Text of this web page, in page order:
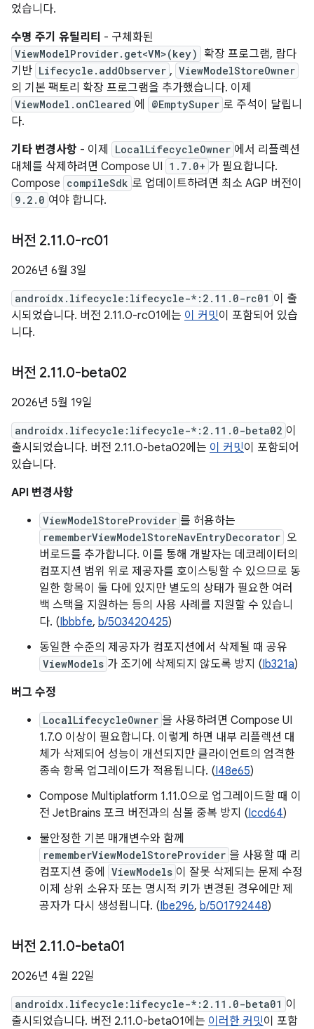
었습니다.
수명 주기 유틸리티 - 구체화된
ViewModelProvider.get<VM>(key)
확장 프로그램, 람다
기반 Lifecycle.addObserver , ViewModelStoreOwner
의 기본 팩토리 확장 프로그램을 추가했습니다. 이제
ViewModel.onCleared 에 @EmptySuper 로 주석이 달립니
다.
기타 변경사항 - 이제 LocalLifecycleOwner 에서 리플렉션
대체를 삭제하려면 Compose UI 1.7.0+ 가 필요합니다.
Compose compileSdk 로 업데이트하려면 최소 AGP 버전이
9.2.0 여야 합니다.
버전 2.11.0-rc01
2026년 6월 3일
androidx.lifecycle:lifecycle-*:2.11.0-rc01 이 출
시되었습니다. 버전 2.11.0-rc01에는 이 커밋이 포함되어 있습
니다.
버전 2.11.0-beta02
2026년 5월 19일
androidx.lifecycle:lifecycle-*:2.11.0-beta02 이
출시되었습니다. 버전 2.11.0-beta02에는 이 커밋이 포함되어
있습니다.
API 변경사항
ViewModelStoreProvider 를 허용하는
rememberViewModelStoreNavEntryDecorator 오
버로드를 추가합니다. 이를 통해 개발자는 데코레이터의
컴포지션 범위 위로 제공자를 호이스팅할 수 있으므로 동
일한 항목이 둘 다에 있지만 별도의 상태가 필요한 여러
백 스택을 지원하는 등의 사용 사례를 지원할 수 있습니
다. (Ibbbfe, b/503420425)
동일한 수준의 제공자가 컴포지션에서 삭제될 때 공유
ViewModels 가 조기에 삭제되지 않도록 방지 (Ib321a)
버그 수정
LocalLifecycleOwner 을 사용하려면 Compose UI
1.7.0 이상이 필요합니다. 이렇게 하면 내부 리플렉션 대
체가 삭제되어 성능이 개선되지만 클라이언트의 엄격한
종속 항목 업그레이드가 적용됩니다. (I48e65)
Compose Multiplatform 1.11.0으로 업그레이드할 때 이
전 JetBrains 포크 버전과의 심볼 중복 방지 (Iccd64)
불안정한 기본 매개변수와 함께
rememberViewModelStoreProvider 을 사용할 때 리
컴포지션 중에
ViewModels 이 잘못 삭제되는 문제 수정
이제 상위 소유자 또는 명시적 키가 변경된 경우에만 제
공자가 다시 생성됩니다. (Ibe296, b/501792448)
버전 2.11.0-beta01
2026년 4월 22일
androidx.lifecycle:lifecycle-*:2.11.0-beta01 이
출시되었습니다. 버전 2.11.0-beta01에는 이러한 커밋이 포함